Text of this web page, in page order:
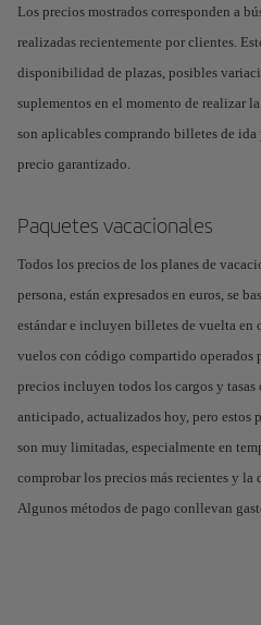
Los precios mostrados corresponden a
realizadas recientemente por clientes.
disponibilidad de plazas, posibles
suplementos en el momento de realizar
son aplicables comprando billetes de
precio garantizado.
Paquetes vacacionales
Todos los precios de los planes de
persona, están expresados en euros, se
estándar e incluyen billetes de vuelta en
vuelos con código compartido operados
precios incluyen todos los cargos y
anticipado, actualizados hoy, pero estos
son muy limitadas, especialmente en
comprobar los precios más recientes y
Algunos métodos de pago conllevan